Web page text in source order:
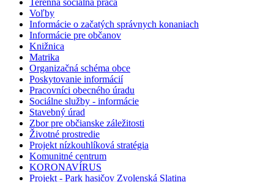
Terénna sociálna práca
Voľby
Informácie o začatých správnych konaniach
Informácie pre občanov
Knižnica
Matrika
Organizačná schéma obce
Poskytovanie informácií
Pracovníci obecného úradu
Sociálne služby - informácie
Stavebný úrad
Zbor pre občianske záležitosti
Životné prostredie
Projekt nízkouhlíková stratégia
Komunitné centrum
KORONAVÍRUS
Projekt - Park hasičov Zvolenská Slatina